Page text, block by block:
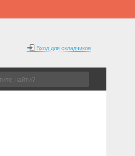
Вход для складчиков